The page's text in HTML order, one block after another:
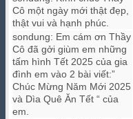
Cô một ngày mới thật đẹp,
thật vui và hạnh phúc.
sondung: Em cám ơn Thầy
Cô đã gởi giùm em những
tấm hình Tết 2025 của gia
đình em vào 2 bài viết:”
Chúc Mừng Năm Mới 2025
và Dìa Quê Ăn Tết “ của
em.